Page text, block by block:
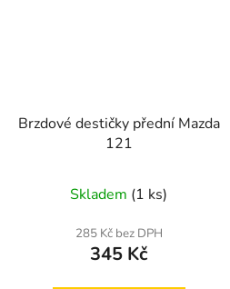
Brzdové destičky přední Mazda
121
Skladem (1 ks)
285 Kč bez DPH
345 Kč